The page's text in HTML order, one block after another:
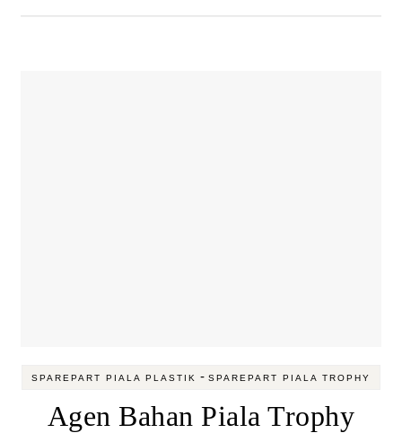
SPAREPART PIALA PLASTIK - SPAREPART PIALA TROPHY
Agen Bahan Piala Trophy